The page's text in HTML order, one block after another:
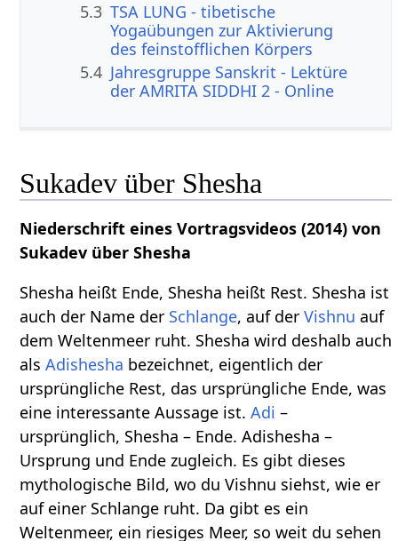
5.3 TSA LUNG - tibetische
Yogaübungen zur Aktivierung
des feinstofflichen Körpers
5.4 Jahresgruppe Sanskrit - Lektüre
der AMRITA SIDDHI 2 - Online
Sukadev über Shesha
Niederschrift eines Vortragsvideos (2014) von
Sukadev über Shesha
Shesha heißt Ende, Shesha heißt Rest. Shesha ist
auch der Name der Schlange, auf derVishnu auf
dem Weltenmeer ruht. Shesha wird deshalb auch
alsAdishesha bezeichnet, eigentlich der
ursprüngliche Rest, das ursprüngliche Ende, was
eine interessante Aussage ist.Adi –
ursprünglich, Shesha – Ende. Adishesha –
Ursprung und Ende zugleich. Es gibt dieses
mythologische Bild, wo du Vishnu siehst, wie er
auf einer Schlange ruht. Da gibt es ein
Weltenmeer, ein riesiges Meer, so weit du sehen